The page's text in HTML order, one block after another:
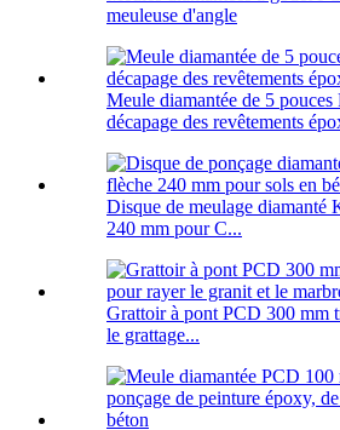
meuleuse d'angle
Meule diamantée de 5
décapage des revêtements
Disque de meulage diamanté
240 mm pour C...
Grattoir à pont PCD 300 mm
le grattage...